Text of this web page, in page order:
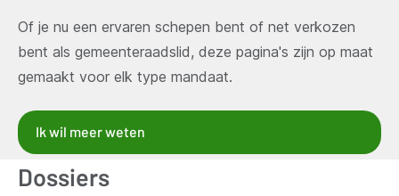
Of je nu een ervaren schepen bent of net verkozen
bent als gemeenteraadslid, deze pagina's zijn op maat
gemaakt voor elk type mandaat.
Ik wil meer weten
Dossiers